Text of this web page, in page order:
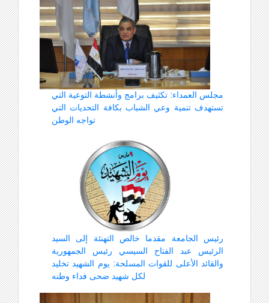
مجلس العمداء: تكثيف برامج وأنشطة التوعية التي
تستهدف تنمية وعي الشباب بكافة التحديات التي
تواجه الوطن
رئيس الجامعة مقدما خالص التهنئة إلى السيد
الرئيس عبد الفتاح السيسي رئيس الجمهورية
والقائد الأعلى للقوات المسلحة: يوم الشهيد تخليد
لكل شهيد ضحى فداء وطنه